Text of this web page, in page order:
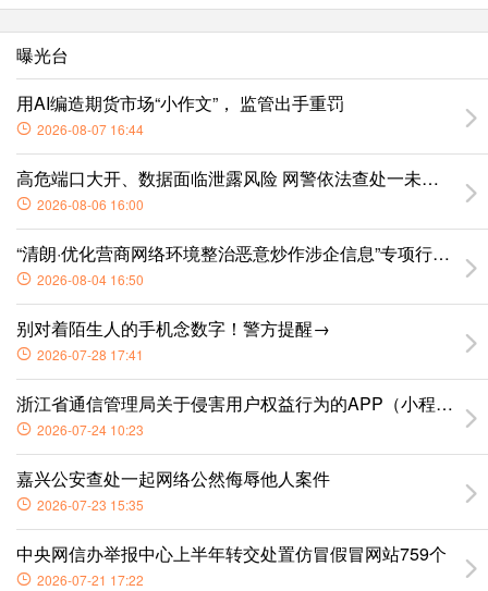
曝光台
用AI编造期货市场“小作文”， 监管出手重罚
2026-08-07 16:44
高危端口大开、数据面临泄露风险 网警依法查处一未依法履
2026-08-06 16:00
“清朗·优化营商网络环境整治恶意炒作涉企信息”专项行动公
2026-08-04 16:50
别对着陌生人的手机念数字！警方提醒→
2026-07-28 17:41
浙江省通信管理局关于侵害用户权益行为的APP（小程序）
2026-07-24 10:23
嘉兴公安查处一起网络公然侮辱他人案件
2026-07-23 15:35
中央网信办举报中心上半年转交处置仿冒假冒网站759个
2026-07-21 17:22